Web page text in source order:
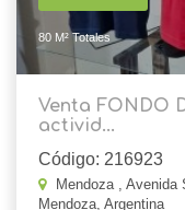
80 M² Totales
Venta FONDO
activid...
Código: 216923
Mendoza ,
Mendoza, Argentina